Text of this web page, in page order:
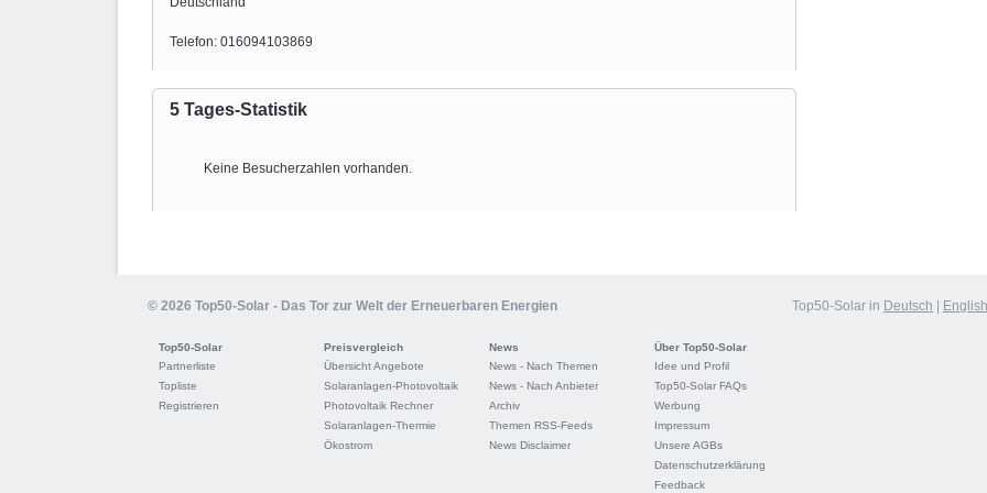
Telefon: 016094103869
5 Tages-Statistik
Keine Besucherzahlen vorhanden.
© 2026 Top50-Solar - Das Tor zur Welt der Erneuerbaren Energien Top50-Solar in Deutsch English
Top50-Solar
Partnerliste
Topliste
Registrieren
Preisvergleich
Übersicht Angebote
Solaranlagen-Photovoltaik
Photovoltaik Rechner
Solaranlagen-Thermie
Ökostrom
News
News - Nach Themen
News - Nach Anbieter
Archiv
Themen RSS-Feeds
News Disclaimer
Über Top50-Solar
Idee und Profil
Top50-Solar FAQs
Werbung
Impressum
Unsere AGBs
Datenschutzerklärung
Feedback